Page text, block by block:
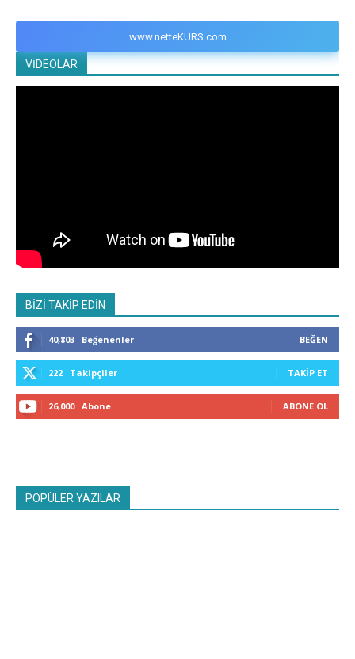
www.netteKURS.com
VİDEOLAR
BİZİ TAKİP EDİN
40,803 Beğenenler BEĞEN
222 Takipçiler TAKIP ET
26,000 Abone ABONE OL
POPÜLER YAZILAR